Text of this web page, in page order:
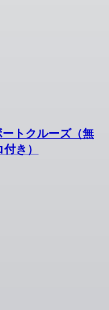
トクルーズ（無
き）